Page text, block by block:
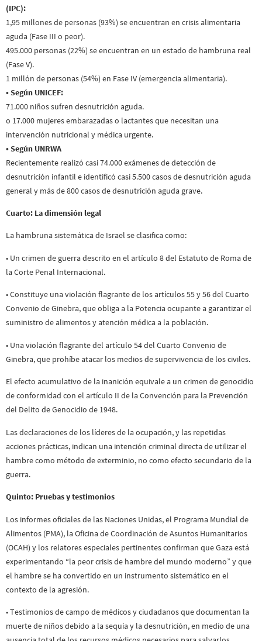
(IPC):
1,95 millones de personas (93%) se encuentran en crisis alimentaria
aguda (Fase III o peor).
495.000 personas (22%) se encuentran en un estado de hambruna real
(Fase V).
1 millón de personas (54%) en Fase IV (emergencia alimentaria).
• Según UNICEF:
71.000 niños sufren desnutrición aguda.
o 17.000 mujeres embarazadas o lactantes que necesitan una
intervención nutricional y médica urgente.
• Según UNRWA
Recientemente realizó casi 74.000 exámenes de detección de
desnutrición infantil e identificó casi 5.500 casos de desnutrición aguda
general y más de 800 casos de desnutrición aguda grave.
Cuarto: La dimensión legal
La hambruna sistemática de Israel se clasifica como:
• Un crimen de guerra descrito en el artículo 8 del Estatuto de Roma de
la Corte Penal Internacional.
• Constituye una violación flagrante de los artículos 55 y 56 del Cuarto
Convenio de Ginebra, que obliga a la Potencia ocupante a garantizar el
suministro de alimentos y atención médica a la población.
• Una violación flagrante del artículo 54 del Cuarto Convenio de
Ginebra, que prohíbe atacar los medios de supervivencia de los civiles.
El efecto acumulativo de la inanición equivale a un crimen de genocidio
de conformidad con el artículo II de la Convención para la Prevención
del Delito de Genocidio de 1948.
Las declaraciones de los líderes de la ocupación, y las repetidas
acciones prácticas, indican una intención criminal directa de utilizar el
hambre como método de exterminio, no como efecto secundario de la
guerra.
Quinto: Pruebas y testimonios
Los informes oficiales de las Naciones Unidas, el Programa Mundial de
Alimentos (PMA), la Oficina de Coordinación de Asuntos Humanitarios
(OCAH) y los relatores especiales pertinentes confirman que Gaza está
experimentando “la peor crisis de hambre del mundo moderno” y que
el hambre se ha convertido en un instrumento sistemático en el
contexto de la agresión.
• Testimonios de campo de médicos y ciudadanos que documentan la
muerte de niños debido a la sequía y la desnutrición, en medio de una